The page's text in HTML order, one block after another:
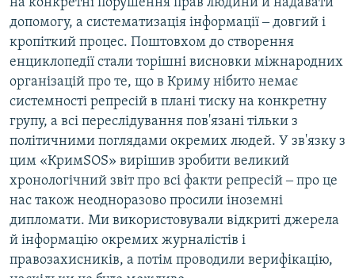
на конкретні порушення прав людини й надавати
допомогу, а систематизація інформації ‒ довгий і
кропіткий процес. Поштовхом до створення
енциклопедії стали торішні висновки міжнародних
організацій про те, що в Криму нібито немає
системності репресій в плані тиску на конкретну
групу, а всі переслідування пов'язані тільки з
політичними поглядами окремих людей. У зв'язку з
цим «КримSOS» вирішив зробити великий
хронологічний звіт про всі факти репресій ‒ про це
нас також неодноразово просили іноземні
дипломати. Ми використовували відкриті джерела
й інформацію окремих журналістів і
правозахисників, а потім проводили верифікацію,